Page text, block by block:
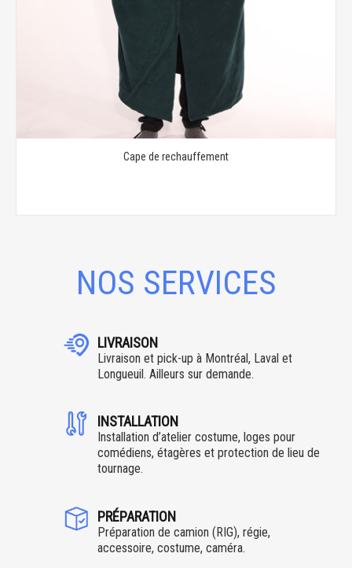
Cape de rechauffement
NOS SERVICES
LIVRAISON
Livraison et pick-up à Montréal, Laval et
Longueuil. Ailleurs sur demande.
INSTALLATION
Installation d’atelier costume, loges pour
comédiens, étagères et protection de lieu de
tournage.
PRÉPARATION
Préparation de camion (RIG), régie,
accessoire, costume, caméra.